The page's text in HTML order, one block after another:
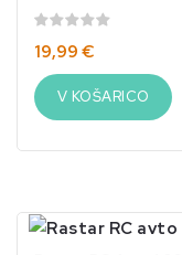
19,99 €
V KOŠARICO